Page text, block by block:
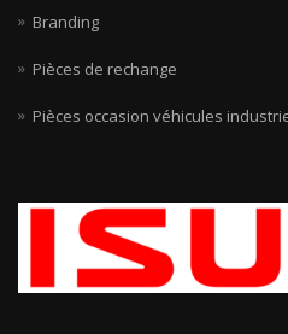
Branding
Pièces de rechange
Pièces occasion véhicules